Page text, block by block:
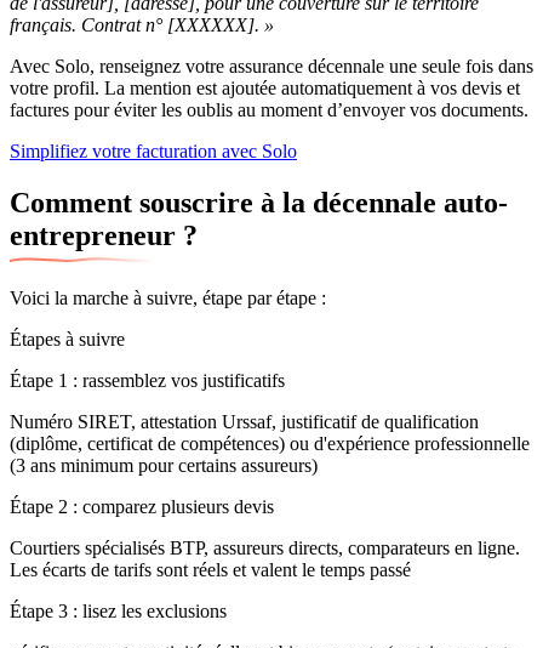
français. Contrat n° [XXXXXX]. »
Avec Solo, renseignez votre assurance décennale une seule fois dans
votre profil. La mention est ajoutée automatiquement à vos devis et
factures pour éviter les oublis au moment d’envoyer vos documents.
Simplifiez votre facturation avec Solo
Comment souscrire à la décennale auto-
entrepreneur ?
Voici la marche à suivre, étape par étape :
Étapes à suivre
Étape 1 : rassemblez vos justificatifs
Numéro SIRET, attestation Urssaf, justificatif de qualification
(diplôme, certificat de compétences) ou d'expérience professionnelle
(3 ans minimum pour certains assureurs)
Étape 2 : comparez plusieurs devis
Courtiers spécialisés BTP, assureurs directs, comparateurs en ligne.
Les écarts de tarifs sont réels et valent le temps passé
Étape 3 : lisez les exclusions